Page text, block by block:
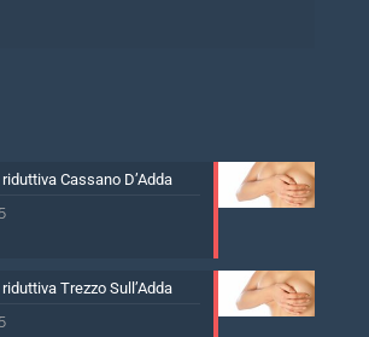
Cassano D’Adda
Trezzo Sull’Adda